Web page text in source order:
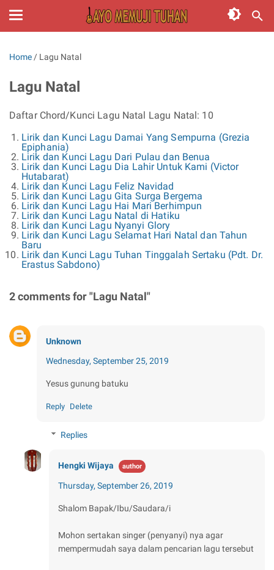
Home / Lagu Natal
Lagu Natal
Daftar Chord/Kunci Lagu Natal Lagu Natal: 10
Lirik dan Kunci Lagu Damai Yang Sempurna (Grezia
Epiphania)
Lirik dan Kunci Lagu Dari Pulau dan Benua
Lirik dan Kunci Lagu Dia Lahir Untuk Kami (Victor
Hutabarat)
Lirik dan Kunci Lagu Feliz Navidad
Lirik dan Kunci Lagu Gita Surga Bergema
Lirik dan Kunci Lagu Hai Mari Berhimpun
Lirik dan Kunci Lagu Natal di Hatiku
Lirik dan Kunci Lagu Nyanyi Glory
Lirik dan Kunci Lagu Selamat Hari Natal dan Tahun
Baru
Lirik dan Kunci Lagu Tuhan Tinggalah Sertaku (Pdt. Dr.
Erastus Sabdono)
2 comments for "Lagu Natal"
Unknown
Wednesday, September 25, 2019
Yesus gunung batuku
Reply Delete
Replies
Hengki Wijaya
Thursday, September 26, 2019
Shalom Bapak/Ibu/Saudara/i
Mohon sertakan singer (penyanyi) nya agar
mempermudah saya dalam pencarian lagu tersebut